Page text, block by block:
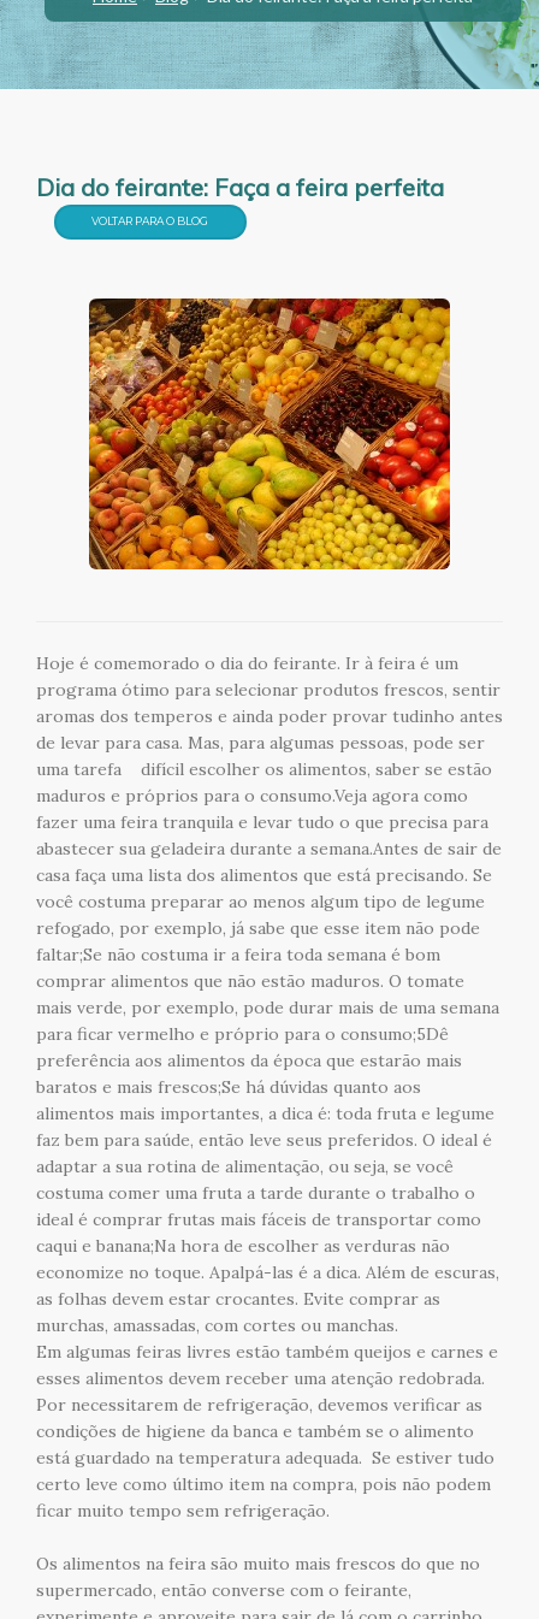
Dia do feirante: Faça a feira perfeita
VOLTAR PARA O BLOG
Hoje é comemorado o dia do feirante. Ir à feira é um
programa ótimo para selecionar produtos frescos, sentir
aromas dos temperos e ainda poder provar tudinho antes
de levar para casa. Mas, para algumas pessoas, pode ser
uma tarefa difícil escolher os alimentos, saber se estão
maduros e próprios para o consumo.Veja agora como
fazer uma feira tranquila e levar tudo o que precisa para
abastecer sua geladeira durante a semana.Antes de sair de
casa faça uma lista dos alimentos que está precisando. Se
você costuma preparar ao menos algum tipo de legume
refogado, por exemplo, já sabe que esse item não pode
faltar;Se não costuma ir a feira toda semana é bom
comprar alimentos que não estão maduros. O tomate
mais verde, por exemplo, pode durar mais de uma semana
para ficar vermelho e próprio para o consumo;5Dê
preferência aos alimentos da época que estarão mais
baratos e mais frescos;Se há dúvidas quanto aos
alimentos mais importantes, a dica é: toda fruta e legume
faz bem para saúde, então leve seus preferidos. O ideal é
adaptar a sua rotina de alimentação, ou seja, se você
costuma comer uma fruta a tarde durante o trabalho o
ideal é comprar frutas mais fáceis de transportar como
caqui e banana;Na hora de escolher as verduras não
economize no toque. Apalpá-las é a dica. Além de escuras,
as folhas devem estar crocantes. Evite comprar as
murchas, amassadas, com cortes ou manchas.
Em algumas feiras livres estão também queijos e carnes e
esses alimentos devem receber uma atenção redobrada.
Por necessitarem de refrigeração, devemos verificar as
condições de higiene da banca e também se o alimento
está guardado na temperatura adequada. Se estiver tudo
certo leve como último item na compra, pois não podem
ficar muito tempo sem refrigeração.
Os alimentos na feira são muito mais frescos do que no
supermercado, então converse com o feirante,